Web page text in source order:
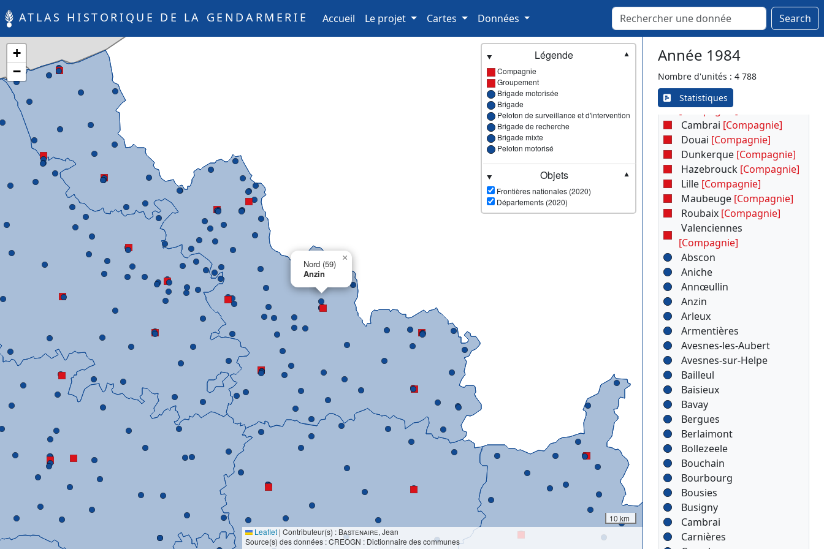
ATLAS HISTORIQUE DE LA GENDARMERIE Accueil (current)
Le projet Cartes Données Search
Nord (59)
Anzin
×
+
−
Légende
▼
Compagnie
Groupement
Brigade motorisée
Brigade
Peloton de surveillance et d'intervention
Brigade de recherche
Brigade mixte
Peloton motorisé
Objets
▼
Frontières nationales (2020)
Départements (2020)
10 km
Leaflet | Contributeur(s) : Bastenaire, Jean
Source(s) des données : CREOGN : Dictionnaire des communes
Année 1984
Nombre d'unités : 4 788
Statistiques
Avesnes-sur-Helpe
Cambrai
Dunkerque
Lille
Trélon
Avesnes-sur-Helpe
[Compagnie]
Cambrai [Compagnie]
Douai [Compagnie]
Dunkerque [Compagnie]
Hazebrouck [Compagnie]
Lille [Compagnie]
Maubeuge [Compagnie]
Roubaix [Compagnie]
Valenciennes
[Compagnie]
Abscon
Aniche
Annœullin
Anzin
Arleux
Armentières
Avesnes-les-Aubert
Avesnes-sur-Helpe
Bailleul
Baisieux
Bavay
Bergues
Berlaimont
Bollezeele
Bouchain
Bourbourg
Bousies
Busigny
Cambrai
Carnières